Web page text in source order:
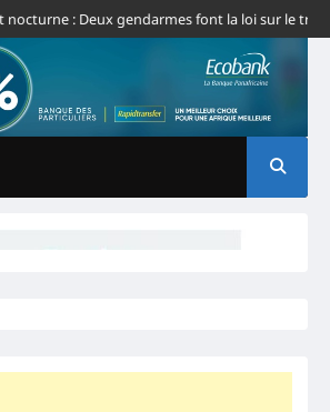
: Deux gendarmes font la loi sur le tronçon